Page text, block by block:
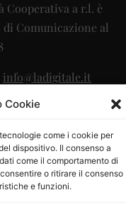
Cookie
come i cookie per
dispositivo. Il consenso a
come il comportamento di
o ritirare il consenso
e funzioni.
Cooperativa a r.l. è
Comunicazione al
info@ladigitale.it